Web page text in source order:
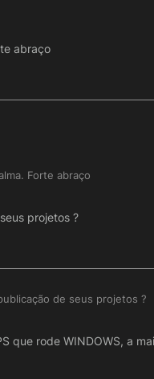
código-jar
de relatórios ou de
abraço
Forte abraço
projetos ?
de seus projetos ?
que rode WINDOWS, a